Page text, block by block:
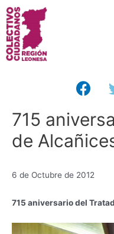
715
de
6 de Octubre de 2012
715 aniversario del